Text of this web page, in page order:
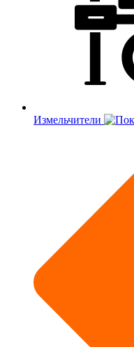
Измельчители